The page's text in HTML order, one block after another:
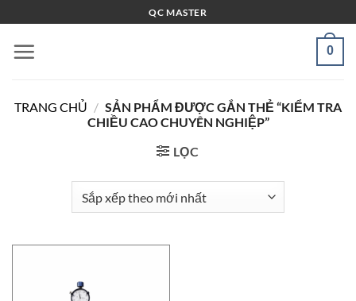
qua
nội
QC MASTER
0
TRANG CHỦ / SẢN PHẨM ĐƯỢC GẮN THẺ “KIỂM TRA
CHIỀU CAO CHUYÊN NGHIỆP”
LỌC